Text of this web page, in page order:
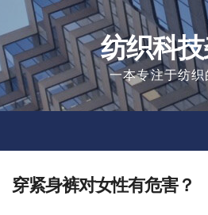
to
content
纺织科
一本专注于纺织
穿紧身裤对女性有危害？